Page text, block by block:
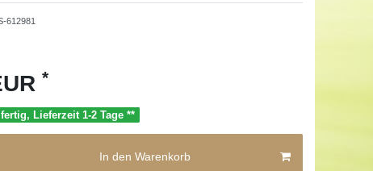
612981
*
Lieferzeit 1-2 Tage **
In den Warenkorb